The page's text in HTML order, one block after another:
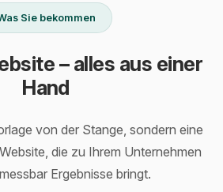
Sie bekommen
– alles aus einer
Hand
von der Stange, sondern eine
die zu Ihrem Unternehmen
Ergebnisse bringt.